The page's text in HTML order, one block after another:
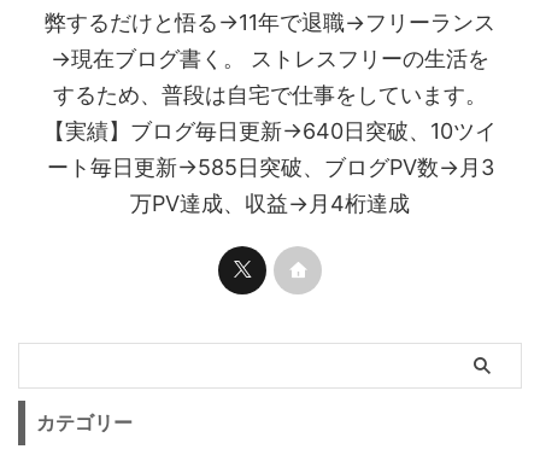
弊するだけと悟る→11年で退職→フリーランス
→現在ブログ書く。 ストレスフリーの生活を
するため、普段は自宅で仕事をしています。
【実績】ブログ毎日更新→640日突破、10ツイ
ート毎日更新→585日突破、ブログPV数→月3
万PV達成、収益→月4桁達成
カテゴリー